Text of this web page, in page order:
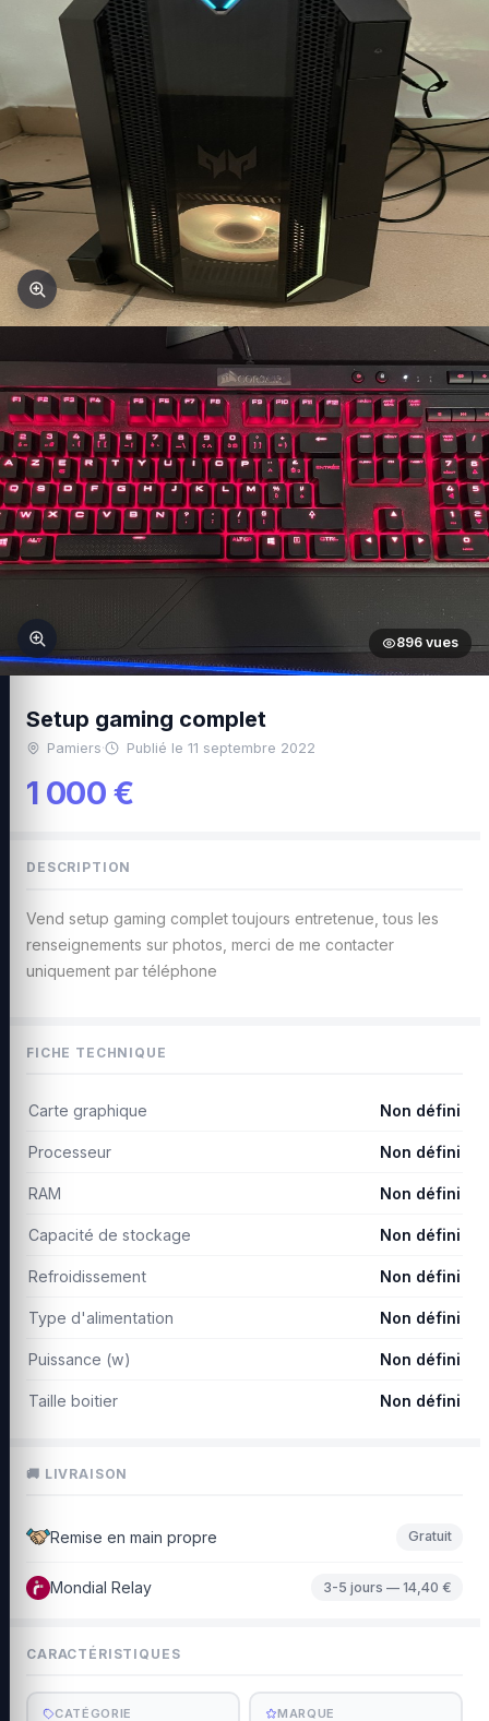
896 vues
DESCRIPTION
Vend setup gaming complet toujours entretenue, tous les
renseignements sur photos, merci de me contacter
uniquement par téléphone
CARACTÉRISTIQUES
CATÉGORIE MARQUE
Setup gaming complet
Pamiers· Publié le 11 septembre 2022
1 000 €
FICHE TECHNIQUE
Carte graphique Non défini
Processeur Non défini
RAM Non défini
Capacité de stockage Non défini
Refroidissement Non défini
Type d'alimentation Non défini
Puissance (w) Non défini
Taille boitier Non défini
🚚 LIVRAISON
Remise en main propre Gratuit
Mondial Relay 3-5 jours — 14,40 €